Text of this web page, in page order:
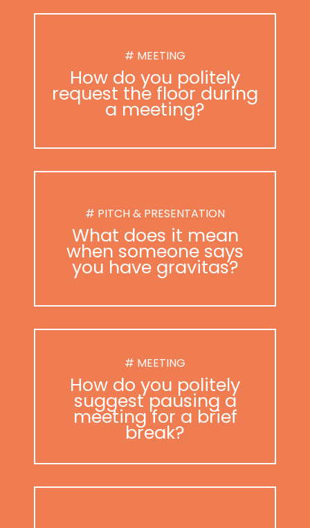
# MEETING
How do you politely
request the floor during
a meeting?
# PITCH & PRESENTATION
What does it mean
when someone says
you have gravitas?
# MEETING
How do you politely
suggest pausing a
meeting for a brief
break?